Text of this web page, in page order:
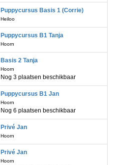
Puppycursus Basis 1 (Corrie)
Heiloo
Puppycursus B1 Tanja
Hoorn
Basis 2 Tanja
Hoorn
Nog 3 plaatsen beschikbaar
Puppycursus B1 Jan
Hoorn
Nog 6 plaatsen beschikbaar
Privé Jan
Hoorn
Privé Jan
Hoorn